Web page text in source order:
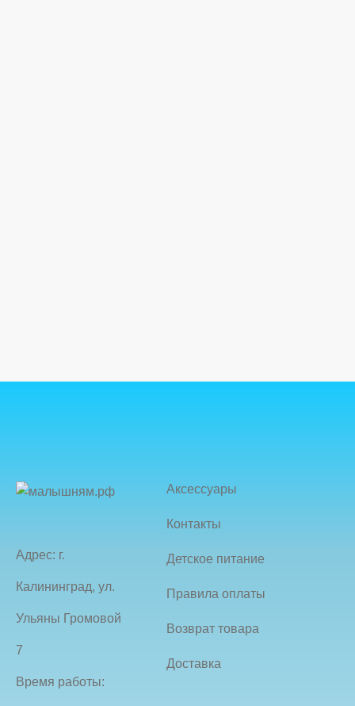
Адрес: г.
Калининград, ул.
Ульяны Громовой
7
Время работы:
Аксессуары
Контакты
Детское питание
Правила оплаты
Возврат товара
Доставка